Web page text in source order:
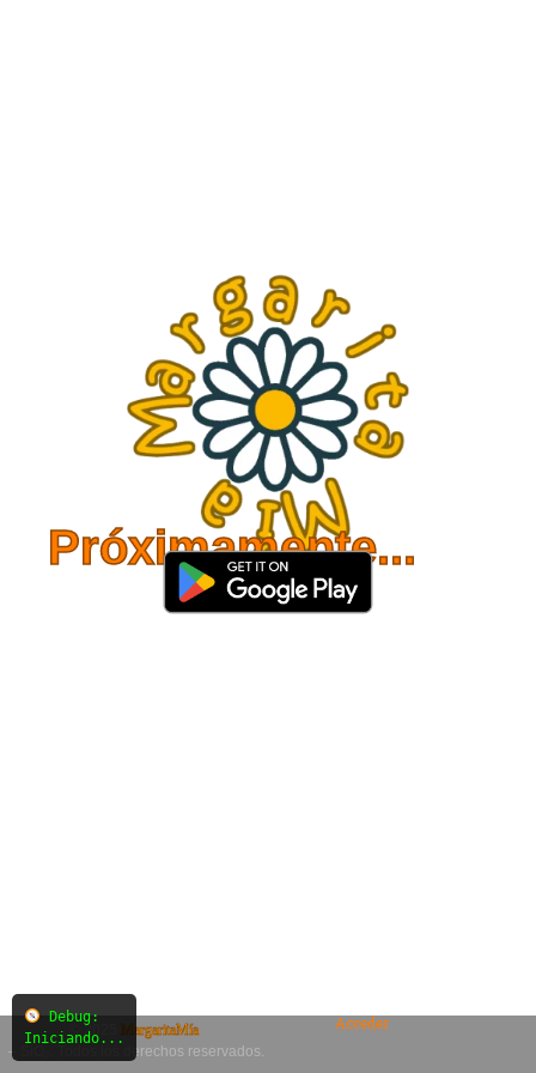
Próximamente...
© 2025
MargaritaMía
– SiO₂. Todos los derechos reservados.
Acceder
Debug:
Iniciando...